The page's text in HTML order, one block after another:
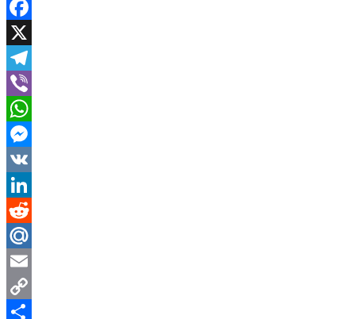
Facebook
X
Telegram
Viber
WhatsApp
Messenger
VK
LinkedIn
Reddit
Mail.Ru
Email
Copy